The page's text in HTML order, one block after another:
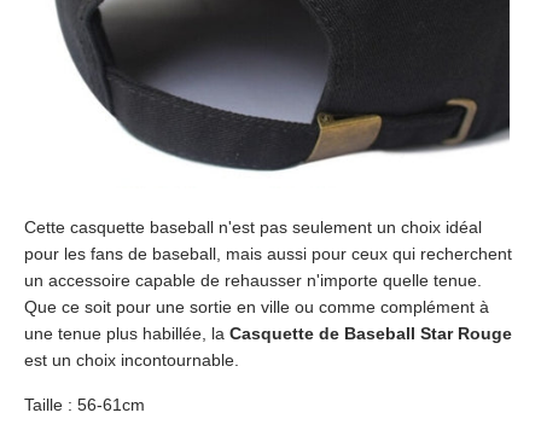
Cette casquette baseball n'est pas seulement un choix idéal
pour les fans de baseball, mais aussi pour ceux qui recherchent
un accessoire capable de rehausser n'importe quelle tenue.
Que ce soit pour une sortie en ville ou comme complément à
une tenue plus habillée, la Casquette de Baseball Star Rouge
est un choix incontournable.
Taille : 56-61cm